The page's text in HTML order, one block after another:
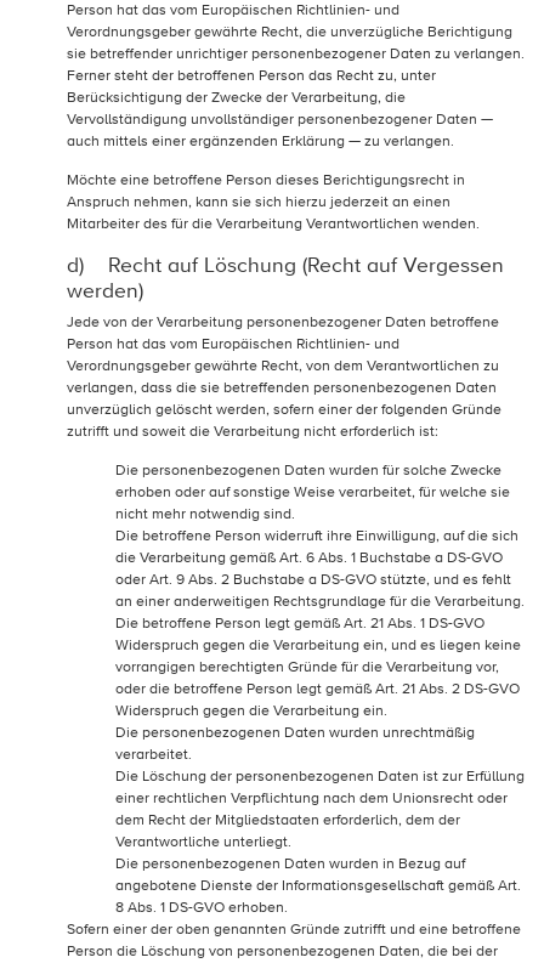
Person hat das vom Europäischen Richtlinien- und
Verordnungsgeber gewährte Recht, die unverzügliche Berichtigung
sie betreffender unrichtiger personenbezogener Daten zu verlangen.
Ferner steht der betroffenen Person das Recht zu, unter
Berücksichtigung der Zwecke der Verarbeitung, die
Vervollständigung unvollständiger personenbezogener Daten —
auch mittels einer ergänzenden Erklärung — zu verlangen.
Möchte eine betroffene Person dieses Berichtigungsrecht in
Anspruch nehmen, kann sie sich hierzu jederzeit an einen
Mitarbeiter des für die Verarbeitung Verantwortlichen wenden.
d) Recht auf Löschung (Recht auf Vergessen
werden)
Jede von der Verarbeitung personenbezogener Daten betroffene
Person hat das vom Europäischen Richtlinien- und
Verordnungsgeber gewährte Recht, von dem Verantwortlichen zu
verlangen, dass die sie betreffenden personenbezogenen Daten
unverzüglich gelöscht werden, sofern einer der folgenden Gründe
zutrifft und soweit die Verarbeitung nicht erforderlich ist:
Die personenbezogenen Daten wurden für solche Zwecke
erhoben oder auf sonstige Weise verarbeitet, für welche sie
nicht mehr notwendig sind.
Die betroffene Person widerruft ihre Einwilligung, auf die sich
die Verarbeitung gemäß Art. 6 Abs. 1 Buchstabe a DS-GVO
oder Art. 9 Abs. 2 Buchstabe a DS-GVO stützte, und es fehlt
an einer anderweitigen Rechtsgrundlage für die Verarbeitung.
Die betroffene Person legt gemäß Art. 21 Abs. 1 DS-GVO
Widerspruch gegen die Verarbeitung ein, und es liegen keine
vorrangigen berechtigten Gründe für die Verarbeitung vor,
oder die betroffene Person legt gemäß Art. 21 Abs. 2 DS-GVO
Widerspruch gegen die Verarbeitung ein.
Die personenbezogenen Daten wurden unrechtmäßig
verarbeitet.
Die Löschung der personenbezogenen Daten ist zur Erfüllung
einer rechtlichen Verpflichtung nach dem Unionsrecht oder
dem Recht der Mitgliedstaaten erforderlich, dem der
Verantwortliche unterliegt.
Die personenbezogenen Daten wurden in Bezug auf
angebotene Dienste der Informationsgesellschaft gemäß Art.
8 Abs. 1 DS-GVO erhoben.
Sofern einer der oben genannten Gründe zutrifft und eine betroffene
Person die Löschung von personenbezogenen Daten, die bei der